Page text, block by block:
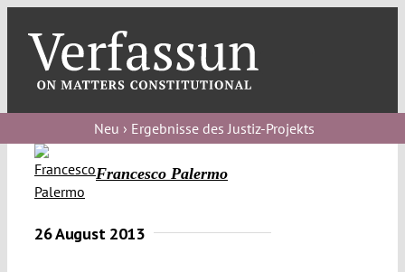
content
blog
Verfassungs
Verfassungs
Neu › Ergebnisse des Justiz-Projekts
Francesco Palermo
26 August 2013